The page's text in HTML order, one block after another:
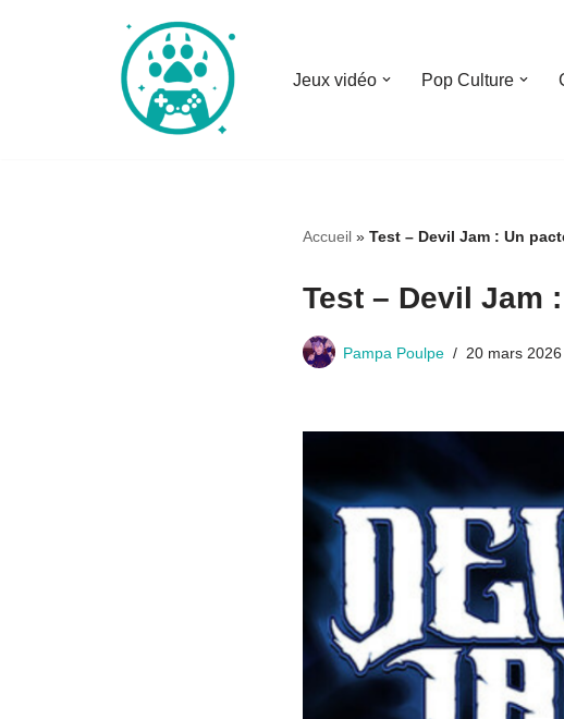
Jeux vidéo Pop Culture
Accueil» Test – Devil Jam : Un
Test – Devil Jam
Pampa Poulpe 20 mars 2026